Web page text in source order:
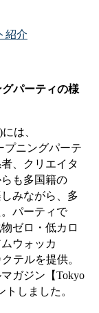
紹介
パーティの様
は、
プニングパーテ
、クリエイタ
も多国籍の
みながら、多
パーティで
ゼロ・低カロ
ウォッカ
テルを提供。
ガジン【Tokyo
トしました。